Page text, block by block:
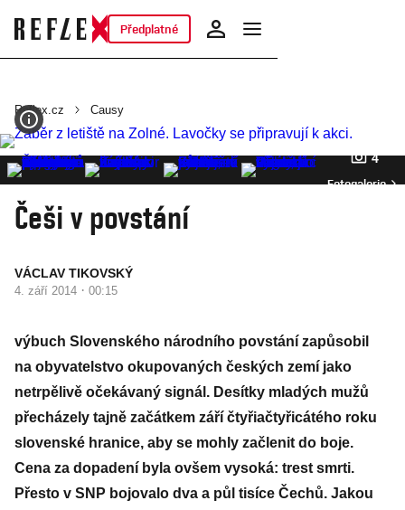
Předplatné
Reflex.cz Causy
4
Fotogalerie
Češi v povstání
VÁCLAV TIKOVSKÝ
4. září 2014 · 00:15
výbuch Slovenského národního povstání zapůsobil
na obyvatelstvo okupovaných českých zemí jako
netrpělivě očekávaný signál. Desítky mladých mužů
přecházely tajně začátkem září čtyřiačtyřicátého roku
slovenské hranice, aby se mohly začlenit do boje.
Cena za dopadení byla ovšem vysoká: trest smrti.
Přesto v SNP bojovalo dva a půl tisíce Čechů. Jakou